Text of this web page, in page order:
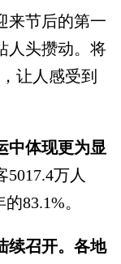
节后的第一
人头攒动。将
让人感受到
中体现更为显
万人
83.1%。
续召开。各地